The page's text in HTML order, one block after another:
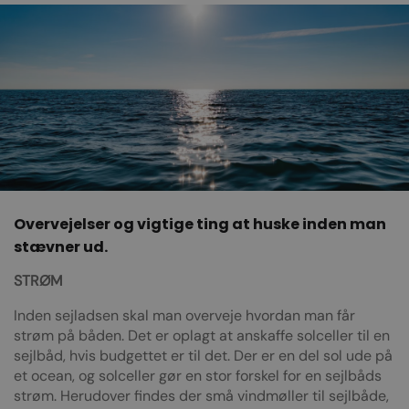
Overvejelser og vigtige ting at huske inden man
stævner ud.
STRØM
Inden sejladsen skal man overveje hvordan man får
strøm på båden. Det er oplagt at anskaffe solceller til en
sejlbåd, hvis budgettet er til det. Der er en del sol ude på
et ocean, og solceller gør en stor forskel for en sejlbåds
strøm. Herudover findes der små vindmøller til sejlbåde,